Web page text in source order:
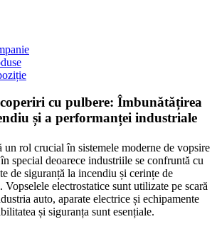
cu pulbere: Îmbunătățirea
și a performanței industriale
rol crucial în sistemele moderne de vopsire
special deoarece industriile se confruntă cu
de siguranță la incendiu și cerințe de
electrostatice sunt utilizate pe scară
auto, aparate electrice și echipamente
și siguranța sunt esențiale.